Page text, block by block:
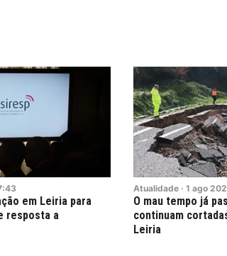
em Leiria para
resposta a
Atualidade · 1 ago
O mau tempo já
continuam
Leiria